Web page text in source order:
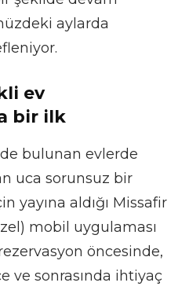
aylarda
ev
bir ilk
bulunan evlerde
uca sorunsuz bir
yayına aldığı Missafir
mobil uygulaması
öncesinde,
ve sonrasında ihtiyaç